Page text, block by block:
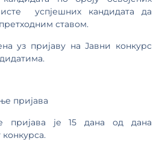
успјешних кандидата да
ставом.
уз пријаву на Јавни конкурс
пријава
пријава је 15 дана од дана